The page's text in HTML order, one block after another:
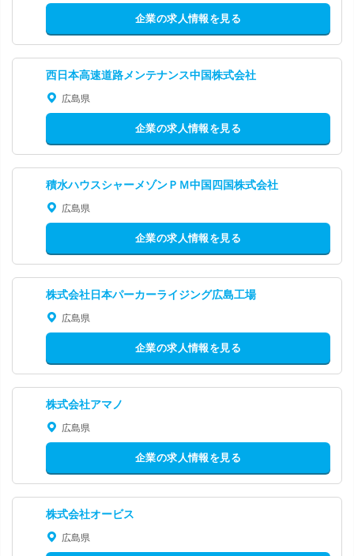
企業の求人情報を見る
西日本高速道路メンテナンス中国株式会社
広島県
企業の求人情報を見る
積水ハウスシャーメゾンＰＭ中国四国株式会社
広島県
企業の求人情報を見る
株式会社日本パーカーライジング広島工場
広島県
企業の求人情報を見る
株式会社アマノ
広島県
企業の求人情報を見る
株式会社オービス
広島県